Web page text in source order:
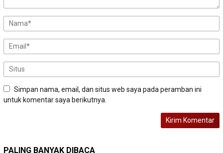
Simpan nama, email, dan situs web saya pada peramban ini
untuk komentar saya berikutnya.
PALING BANYAK DIBACA